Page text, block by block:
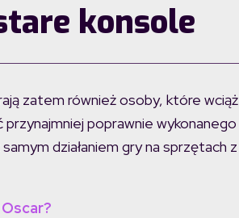
konsole
zatem również osoby, które wciąż
poprawnie wykonanego
działaniem gry na sprzętach z